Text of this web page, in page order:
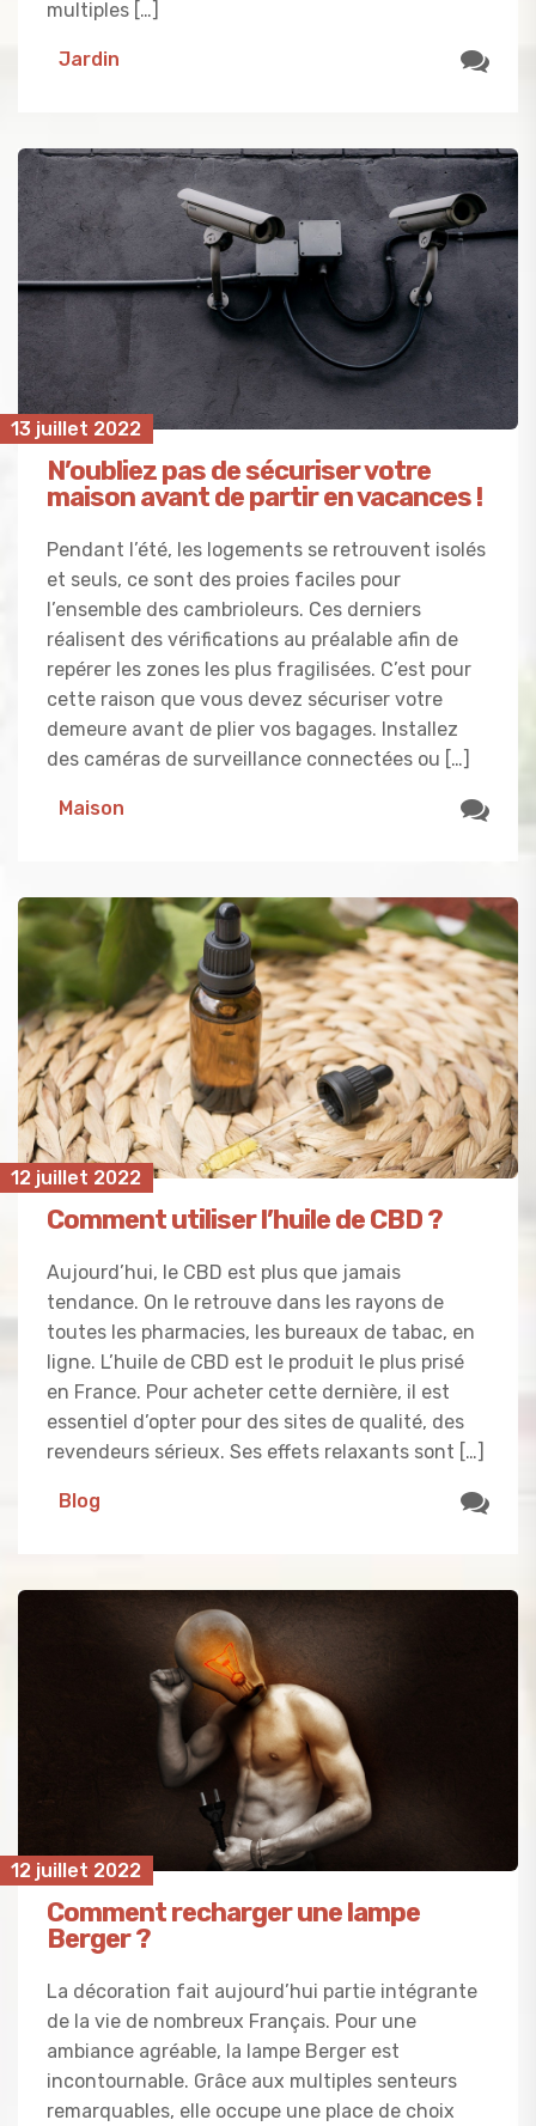
multiples […]
Jardin
13 juillet 2022
N’oubliez pas de sécuriser votre
maison avant de partir en vacances !
Pendant l’été, les logements se retrouvent isolés
et seuls, ce sont des proies faciles pour
l’ensemble des cambrioleurs. Ces derniers
réalisent des vérifications au préalable afin de
repérer les zones les plus fragilisées. C’est pour
cette raison que vous devez sécuriser votre
demeure avant de plier vos bagages. Installez
des caméras de surveillance connectées ou […]
Maison
12 juillet 2022
Comment utiliser l’huile de CBD ?
Aujourd’hui, le CBD est plus que jamais
tendance. On le retrouve dans les rayons de
toutes les pharmacies, les bureaux de tabac, en
ligne. L’huile de CBD est le produit le plus prisé
en France. Pour acheter cette dernière, il est
essentiel d’opter pour des sites de qualité, des
revendeurs sérieux. Ses effets relaxants sont […]
Blog
12 juillet 2022
Comment recharger une lampe
Berger ?
La décoration fait aujourd’hui partie intégrante
de la vie de nombreux Français. Pour une
ambiance agréable, la lampe Berger est
incontournable. Grâce aux multiples senteurs
remarquables, elle occupe une place de choix